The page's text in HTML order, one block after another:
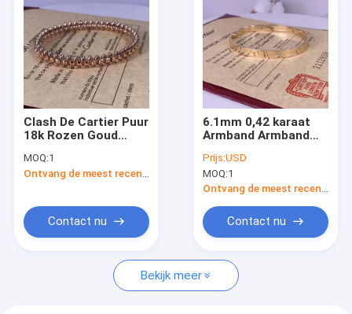
Producten
Video's
Over ons
fabriekstour
Nieuws
Gevallen
Vraag een offerte
Clash De Cartier Puur
18k Rozen Goud
Model Groothandel
18k gouden sieraden
MOQ:1
Contact nu
6.1mm 0,42 karaat
Armband Armband
18k rozen goud
Armband met 4
diamanten
Prijs:USD
MOQ:1
Ontvang de meest recente Prijs
Contact nu
Bekijk meer